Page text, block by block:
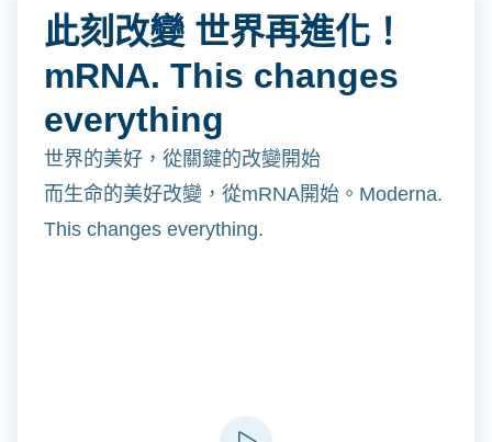
此刻改變 世界再進化！
mRNA. This changes
everything
世界的美好，從關鍵的改變開始
而生命的美好改變，從mRNA開始。Moderna.
This changes everything.